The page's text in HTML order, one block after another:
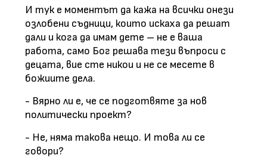
И тук е моментът да кажа на всички онези
озлобени съдници, които искаха да решат
дали и кога да имам дете – не е ваша
работа, само Бог решава тези въпроси с
децата, вие сте никои и не се месете в
божиите дела.
- Вярно ли е, че се подготвяте за нов
политически проект?
- Не, няма такова нещо. И това ли се
говори?